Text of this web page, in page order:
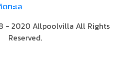
ทะเล
- 2020 Allpoolvilla All Rights
Reserved.